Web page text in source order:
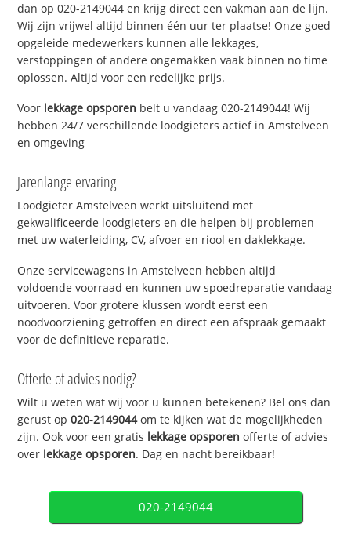
dan op 020-2149044 en krijg direct een vakman aan de lijn.
Wij zijn vrijwel altijd binnen één uur ter plaatse! Onze goed
opgeleide medewerkers kunnen alle lekkages,
verstoppingen of andere ongemakken vaak binnen no time
oplossen. Altijd voor een redelijke prijs.
Voor lekkage opsporen belt u vandaag 020-2149044! Wij
hebben 24/7 verschillende loodgieters actief in Amstelveen
en omgeving
Jarenlange ervaring
Loodgieter Amstelveen werkt uitsluitend met
gekwalificeerde loodgieters en die helpen bij problemen
met uw waterleiding, CV, afvoer en riool en daklekkage.
Onze servicewagens in Amstelveen hebben altijd
voldoende voorraad en kunnen uw spoedreparatie vandaag
uitvoeren. Voor grotere klussen wordt eerst een
noodvoorziening getroffen en direct een afspraak gemaakt
voor de definitieve reparatie.
Offerte of advies nodig?
Wilt u weten wat wij voor u kunnen betekenen? Bel ons dan
gerust op020-2149044om te kijken wat de mogelijkheden
zijn. Ook voor een gratis lekkage opsporen offerte of advies
over lekkage opsporen. Dag en nacht bereikbaar!
020-2149044